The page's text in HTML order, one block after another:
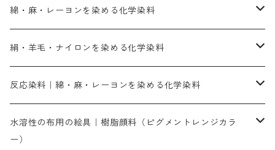
綿・麻・レーヨンを染める化学染料
直接染料－染色手順が簡単
人気のおすすめ直接染料
染色に必要な薬品類
絹・羊毛・ナイロンを染める化学染料
お買い得品
染料一覧
反応染料｜綿・麻・レーヨンを染める化学染料
お勧めの3原色（赤・青・黄色）
水溶性の布用の絵具｜樹脂顔料（ピグメントレンジカラ
ー）